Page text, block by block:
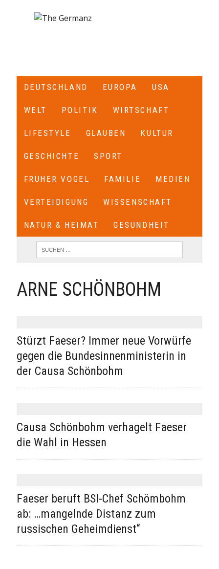
DEUTSCHLAND EUROPA USA
WELT POLITIK WIRTSCHAFT
LIFESTYLE GLAUBEN KULTUR
GESCHICHTE SPORT
FRÜHER VOGEL FAMILIE MEDIEN
VERTEIDIGUNG WISSENSCHAFT
NATUR & HEIMAT GESUNDHEIT
ARNE SCHÖNBOHM
Stürzt Faeser? Immer neue Vorwürfe
gegen die Bundesinnenministerin in
der Causa Schönbohm
Causa Schönbohm verhagelt Faeser
die Wahl in Hessen
Faeser beruft BSI-Chef Schömbohm
ab: …mangelnde Distanz zum
russischen Geheimdienst“